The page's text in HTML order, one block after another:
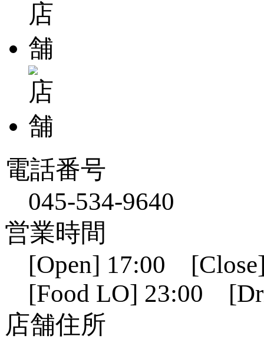
電話番号
045-534-9640
営業時間
[Open] 17:00
[Food LO] 23:00
店舗住所